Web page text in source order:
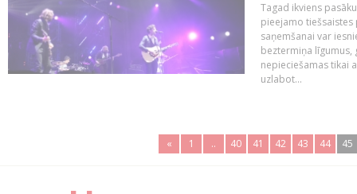
Tagad ikviens
pieejamo tiešsaistes
saņemšanai var
beztermiņa līgumus,
nepieciešamas tikai
uzlabot...
« 1 .. 40 41 42 43 44 45